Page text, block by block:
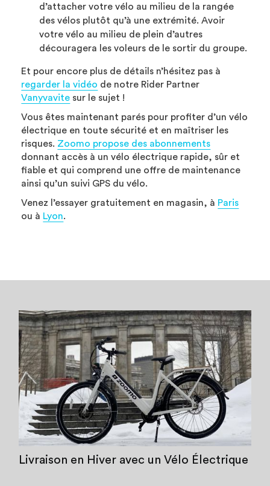
d’attacher votre vélo au milieu de la rangée
des vélos plutôt qu’à une extrémité. Avoir
votre vélo au milieu de plein d’autres
découragera les voleurs de le sortir du groupe.
Et pour encore plus de détails n’hésitez pas à
regarder la vidéo de notre Rider Partner
Vanyvavite sur le sujet !
Vous êtes maintenant parés pour profiter d’un vélo
électrique en toute sécurité et en maîtriser les
risques. Zoomo propose des abonnements
donnant accès à un vélo électrique rapide, sûr et
fiable et qui comprend une offre de maintenance
ainsi qu’un suivi GPS du vélo.
Venez l’essayer gratuitement en magasin, à Paris
ou à Lyon.
Livraison en Hiver avec un Vélo Électrique